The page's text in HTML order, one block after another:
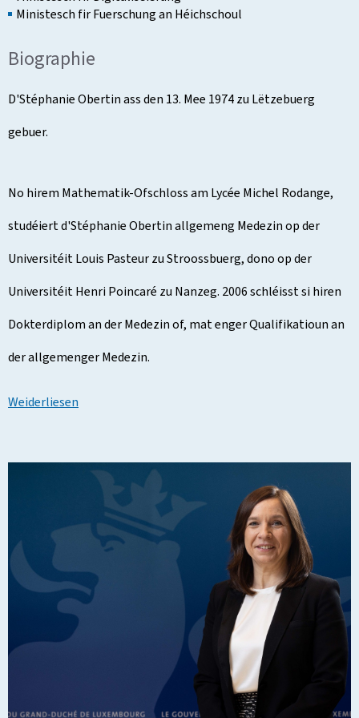
Ministesch fir Fuerschung an Héichschoul
Biographie
D'Stéphanie Obertin ass den 13. Mee 1974 zu Lëtzebuerg
gebuer.
No hirem Mathematik-Ofschloss am Lycée Michel Rodange,
studéiert d'Stéphanie Obertin allgemeng Medezin op der
Universitéit Louis Pasteur zu Stroossbuerg, dono op der
Universitéit Henri Poincaré zu Nanzeg. 2006 schléisst si hiren
Dokterdiplom an der Medezin of, mat enger Qualifikatioun an
der allgemenger Medezin.
Weiderliesen